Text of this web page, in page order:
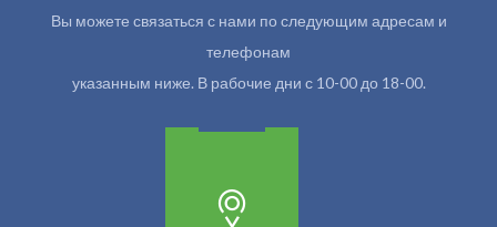
Вы можете связаться с нами по следующим адресам и
телефонам
указанным ниже. В рабочие дни с 10-00 до 18-00.